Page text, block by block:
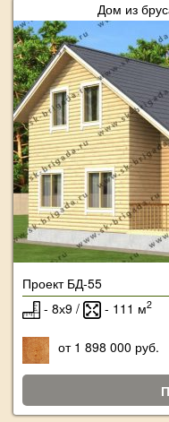
Дом из
Проект БД-55
- 8х9 /
- 111 м2
от 1 898 000 руб.